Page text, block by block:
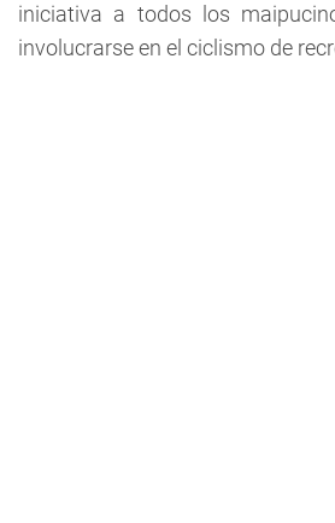
iniciativa a todos los
involucrarse en el ciclismo de